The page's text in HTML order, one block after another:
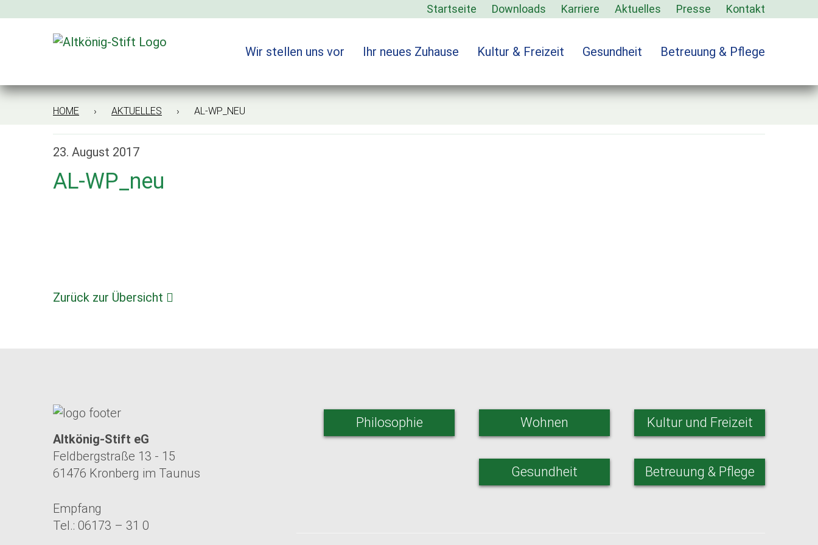
Startseite Downloads Karriere Aktuelles Presse Kontakt
Wir stellen uns vor Ihr neues Zuhause Kultur & Freizeit Gesundheit Betreuung & Pflege
HOME › AKTUELLES › AL-WP_NEU
23. August 2017
AL-WP_neu
Zurück zur Übersicht
Altkönig-Stift eG
Feldbergstraße 13 - 15
61476 Kronberg im Taunus
Empfang
Tel.: 06173 – 31 0
Philosophie Wohnen Kultur und Freizeit
Gesundheit Betreuung & Pflege